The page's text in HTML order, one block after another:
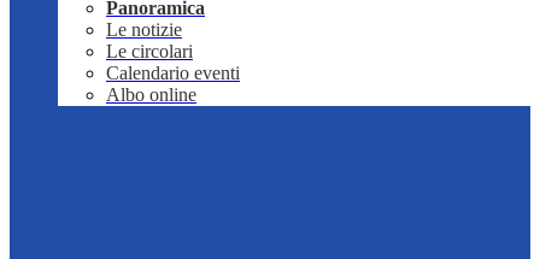
Panoramica
Le notizie
Le circolari
Calendario eventi
Albo online